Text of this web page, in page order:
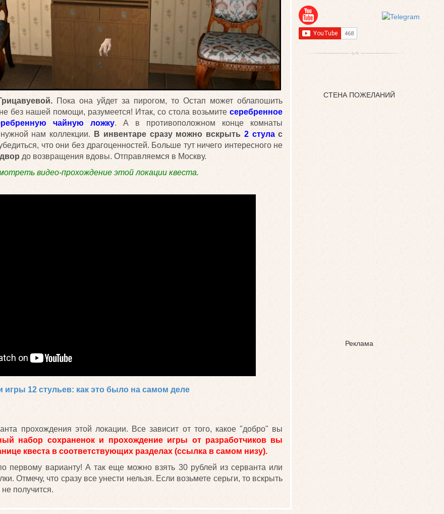
Пока она уйдет за пирогом, то Остап может облапошить
без нашей помощи, разумеется! Итак, со стола возьмитесеребренное
чайную ложку. А в противоположном конце комнаты
нам коллекции. В инвентаре сразу можно вскрыть 2 стулас
что они без драгоценностей. Больше тут ничего интересного не
до возвращения вдовы. Отправляемся в Москву.
видео-прохождение этой локации квеста.
игры 12 стульев: как это было на самом деле
прохождения этой локации. Все зависит от того, какое "добро" вы
набор сохраненок и прохождение игры от разработчиков вы
квеста в соответствующих разделах (ссылка в самом низу).
первому варианту! А так еще можно взять 30 рублей из серванта или
Отмечу, что сразу все унести нельзя. Если возьмете серьги, то вскрыть
получится.
СТЕНА ПОЖЕЛАНИЙ
Реклама